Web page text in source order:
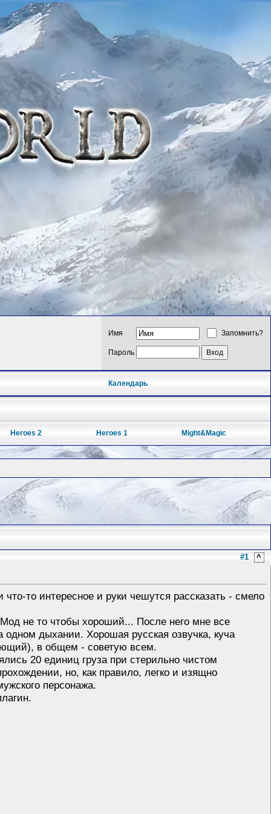
Имя Запомнить?
Пароль
Календарь
Heroes 2 Heroes 1 Might&Magic
#1 ^
то интересное и руки чешутся рассказать - смело
не то чтобы хороший... После него мне все
одном дыхании. Хорошая русская озвучка, куча
в общем - советую всем.
20 единиц груза при стерильно чистом
но, как правило, легко и изящно
персонажа.